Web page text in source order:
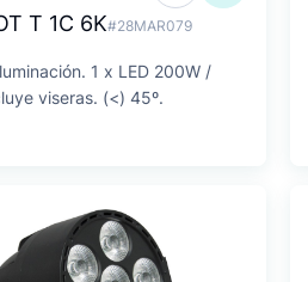
T 1C 6K#28MAR079
1 x LED 200W /
viseras. (<) 45º.